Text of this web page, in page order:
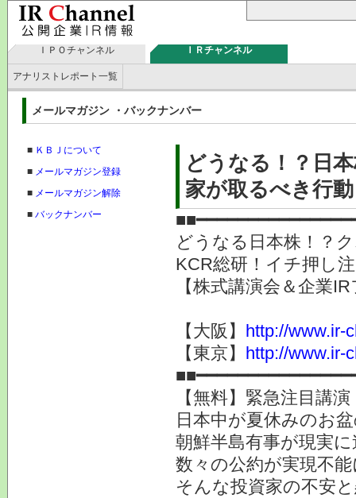
ＩＰＯチャンネル ＩＲチャンネル
アナリストレポート一覧
メールマガジン ・バックナンバー
■ ＫＢＪについて
■ メールマガジン登録
■ メールマガジン解除
■ バックナンバー
どうなる！？日
家が取るべき行
どうなる日本株！？
KCR総研！イチ押し
【株式講演会＆企業
【大阪】 http://www.ir-
【東京】 http://www.ir-
【無料】緊急注目講
日本中が夏休みのお
朝鮮半島有事が現実
数々の公約が実現不
そんな投資家の不安